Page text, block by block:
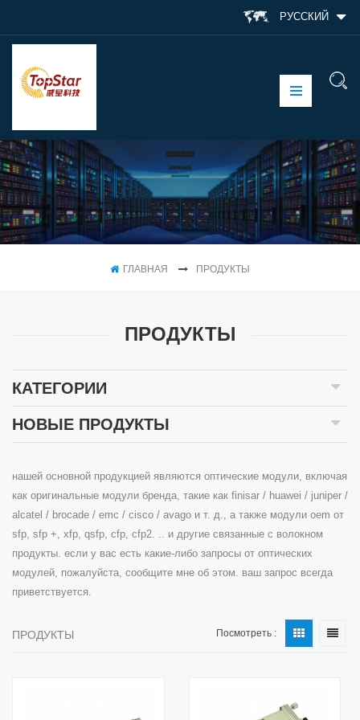
РУССКИЙ
ГЛАВНАЯ ПРОДУКТЫ
ПРОДУКТЫ
КАТЕГОРИИ
НОВЫЕ ПРОДУКТЫ
нашей основной продукцией являются оптические модули, включая
как оригинальные модули бренда, такие как finisar / huawei / juniper /
alcatel / brocade / emc / cisco / avago и т. д., а также модули oem от
sfp, sfp +, xfp, qsfp, cfp, cfp2. .. и другие связанные с волокном
продукты. если у вас есть какие-либо запросы от оптических
модулей, пожалуйста, сообщите мне об этом. ваш запрос всегда
приветствуется.
ПРОДУКТЫ Посмотреть :